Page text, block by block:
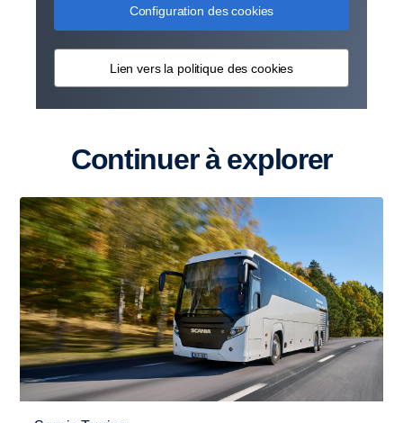
Configuration des cookies
Lien vers la politique des cookies
Continuer à explorer